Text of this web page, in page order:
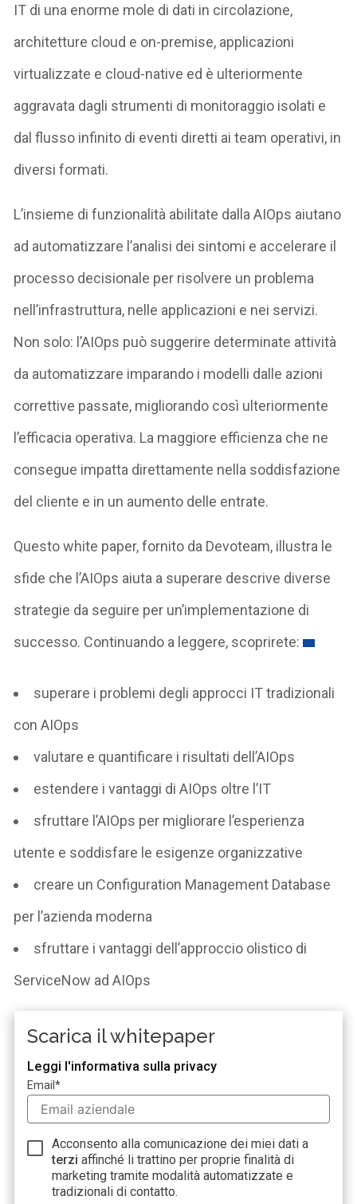
IT di una enorme mole di dati in circolazione,
architetture cloud e on-premise, applicazioni
virtualizzate e cloud-native ed è ulteriormente
aggravata dagli strumenti di monitoraggio isolati e
dal flusso infinito di eventi diretti ai team operativi, in
diversi formati.
L’insieme di funzionalità abilitate dalla AIOps aiutano
ad automatizzare l’analisi dei sintomi e accelerare il
processo decisionale per risolvere un problema
nell’infrastruttura, nelle applicazioni e nei servizi.
Non solo: l’AIOps può suggerire determinate attività
da automatizzare imparando i modelli dalle azioni
correttive passate, migliorando così ulteriormente
l’efficacia operativa. La maggiore efficienza che ne
consegue impatta direttamente nella soddisfazione
del cliente e in un aumento delle entrate.
Questo white paper, fornito da Devoteam, illustra le
sfide che l’AIOps aiuta a superare descrive diverse
strategie da seguire per un’implementazione di
successo. Continuando a leggere, scoprirete:
superare i problemi degli approcci IT tradizionali
con AIOps
valutare e quantificare i risultati dell’AIOps
estendere i vantaggi di AIOps oltre l’IT
sfruttare l’AIOps per migliorare l’esperienza
utente e soddisfare le esigenze organizzative
creare un Configuration Management Database
per l’azienda moderna
sfruttare i vantaggi dell’approccio olistico di
ServiceNow ad AIOps
Scarica il whitepaper
Leggi l'informativa sulla privacy
Email*
Acconsento alla comunicazione dei miei dati a
terzi affinché li trattino per proprie finalità di
marketing tramite modalità automatizzate e
tradizionali di contatto.